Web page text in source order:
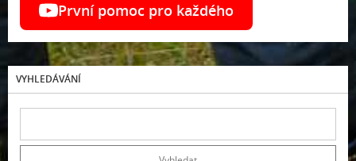
První pomoc pro každého
VYHLEDÁVÁNÍ